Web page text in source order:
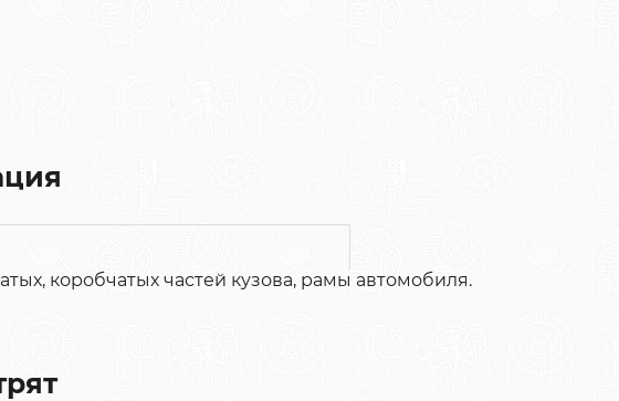
коробчатых частей кузова, рамы автомобиля.